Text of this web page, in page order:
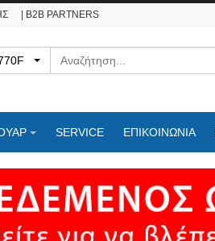
| B2B PARTNERS
SERVICE ΕΠΙΚΟΙΝΩΝΊΑ